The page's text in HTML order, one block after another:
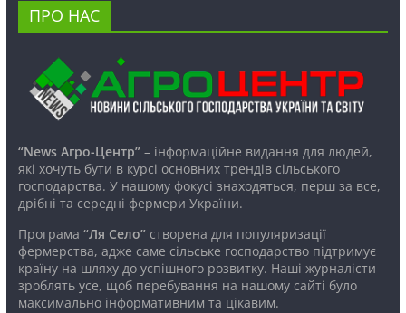
ПРО НАС
“News Агро-Центр”– інформаційне видання для людей,
які хочуть бути в курсі основних трендів сільського
господарства. У нашому фокусі знаходяться, перш за все,
дрібні та середні фермери України.
Програма “Ля Село”створена для популяризації
фермерства, адже саме сільське господарство підтримує
країну на шляху до успішного розвитку. Наші журналісти
зроблять усе, щоб перебування на нашому сайті було
максимально інформативним та цікавим.